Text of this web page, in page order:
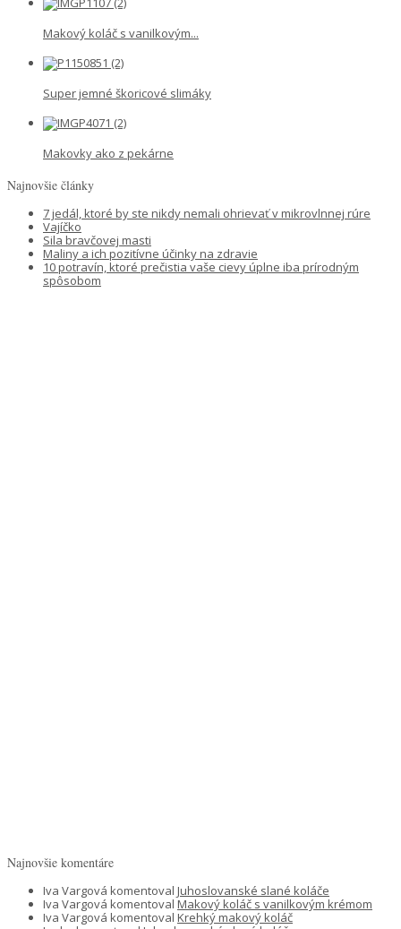
Makový koláč s vanilkovým...
Super jemné škoricové slimáky
Makovky ako z pekárne
Najnovšie články
7 jedál, ktoré by ste nikdy nemali ohrievať v mikrovlnnej rúre
Vajíčko
Sila bravčovej masti
Maliny a ich pozitívne účinky na zdravie
10 potravín, ktoré prečistia vaše cievy úplne iba prírodným
spôsobom
Najnovšie komentáre
Iva Vargová komentoval Juhoslovanské slané koláče
Iva Vargová komentoval Makový koláč s vanilkovým krémom
Iva Vargová komentoval Krehký makový koláč